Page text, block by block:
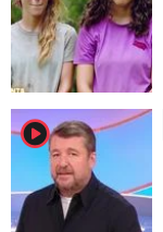
player2